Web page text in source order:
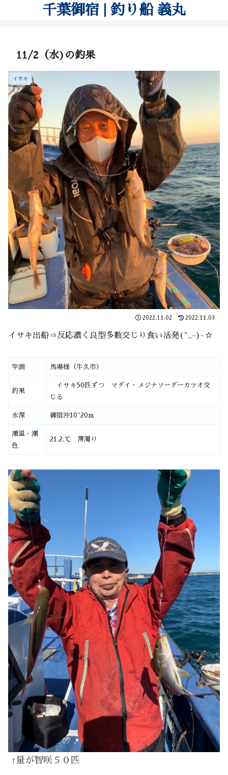
千葉御宿 | 釣り船 義丸
11/2（水)の釣果
イサキ
2022.11.02 2022.11.03
イサキ出船⇒反応濃く良型多数交じり食い活発(^_-)-☆
竿頭 馬場様（牛久市）
釣果
イサキ50匹ずつ マダイ・メジナソーダーカツオ交
じる
水深 御宿沖10~20m
潮温・潮
色
21.2.℃ 薄濁り
↑量が智咲５０匹